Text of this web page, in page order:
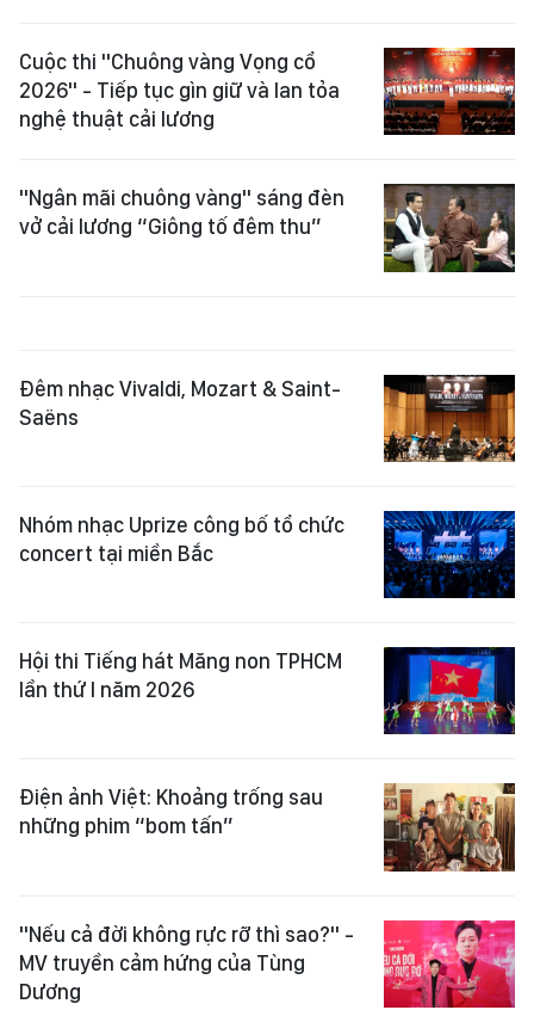
Cuộc thi "Chuông vàng Vọng cổ
2026" - Tiếp tục gìn giữ và lan tỏa
nghệ thuật cải lương
"Ngân mãi chuông vàng" sáng đèn
vở cải lương “Giông tố đêm thu”
Đêm nhạc Vivaldi, Mozart & Saint-
Saëns
Nhóm nhạc Uprize công bố tổ chức
concert tại miền Bắc
Hội thi Tiếng hát Măng non TPHCM
lần thứ I năm 2026
Điện ảnh Việt: Khoảng trống sau
những phim “bom tấn”
"Nếu cả đời không rực rỡ thì sao?" -
MV truyền cảm hứng của Tùng
Dương